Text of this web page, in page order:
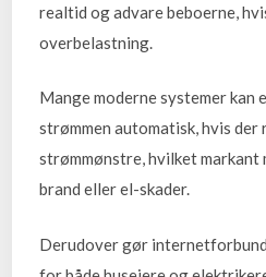
realtid og advare beboerne,
overbelastning.
Mange moderne systemer kan
strømmen automatisk, hvis
strømmønstre, hvilket markant
brand eller el-skader.
Derudover gør